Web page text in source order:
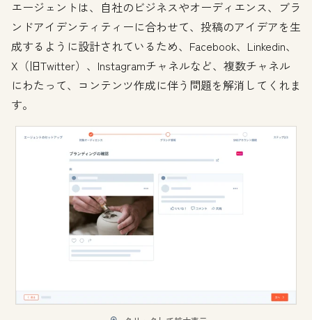
エージェントは、自社のビジネスやオーディエンス、ブラ
ンドアイデンティティーに合わせて、投稿のアイデアを生
成するように設計されているため、Facebook、Linkedin、
X（旧Twitter）、Instagramチャネルなど、複数チャネル
にわたって、コンテンツ作成に伴う問題を解消してくれま
す。